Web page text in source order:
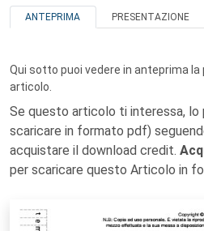
ANTEPRIMA PRESENTAZIONE
Qui sotto puoi vedere in anteprima
articolo.
Se questo articolo ti interessa, lo
scaricare in formato pdf)
acquistare il download credit.
per scaricare questo Articolo in